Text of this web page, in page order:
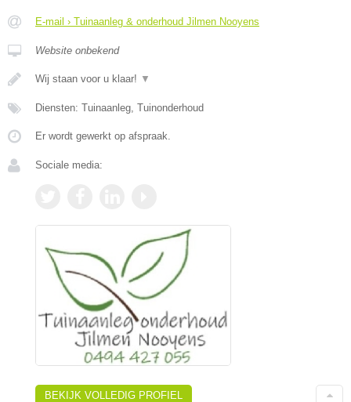
E-mail › Tuinaanleg & onderhoud Jilmen Nooyens
Website onbekend
Wij staan voor u klaar! ▼
Diensten: Tuinaanleg, Tuinonderhoud
Er wordt gewerkt op afspraak.
Sociale media:
BEKIJK VOLLEDIG PROFIEL